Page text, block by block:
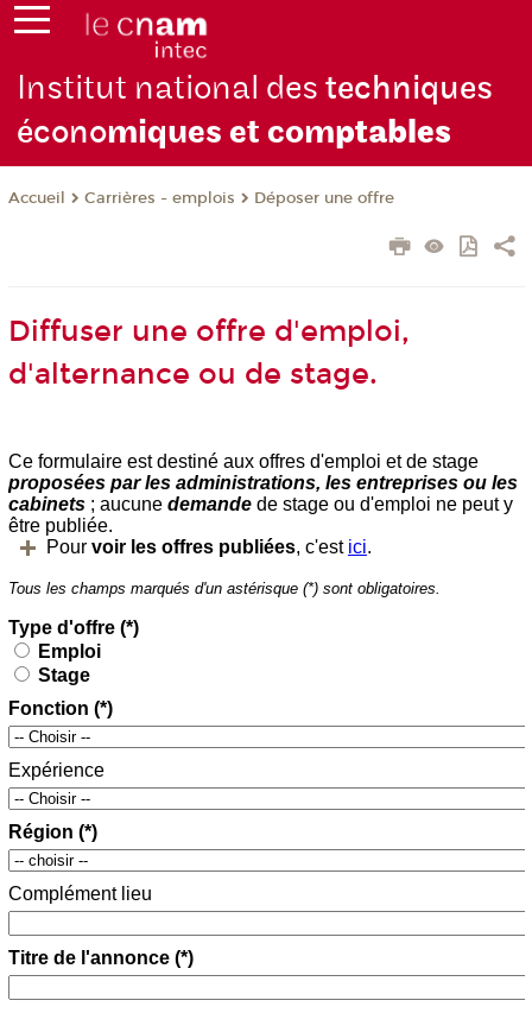
Institut national destechniques
économiques et comptables
Accueil Carrières - emplois Déposer une offre
Diffuser une offre d'emploi,
d'alternance ou de stage.